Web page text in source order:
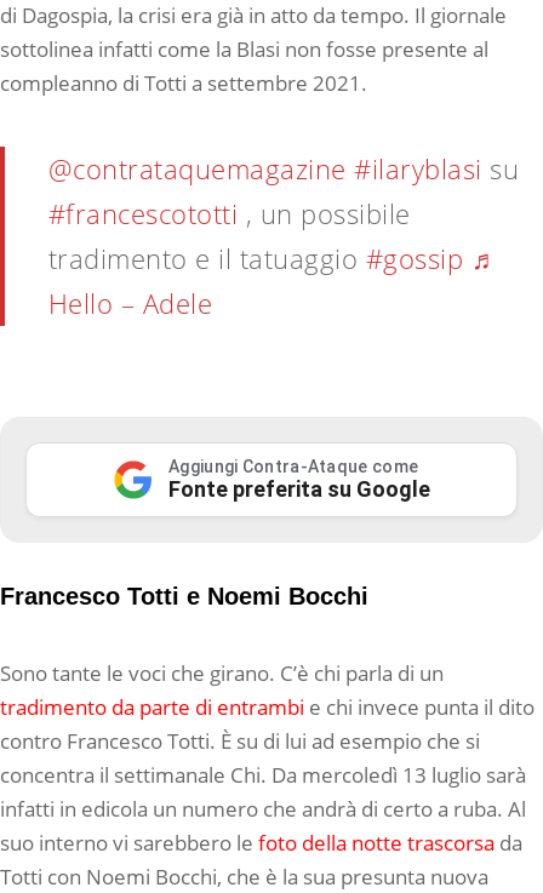
di Dagospia, la crisi era già in atto da tempo. Il giornale
sottolinea infatti come la Blasi non fosse presente al
compleanno di Totti a settembre 2021.
@contrataquemagazine #ilaryblasi su
#francescototti , un possibile
tradimento e il tatuaggio #gossip ♬
Hello – Adele
Aggiungi Contra-Ataque come
Fonte preferita su Google
Francesco Totti e Noemi Bocchi
Sono tante le voci che girano. C’è chi parla di un
tradimento da parte di entrambi e chi invece punta il dito
contro Francesco Totti. È su di lui ad esempio che si
concentra il settimanale Chi. Da mercoledì 13 luglio sarà
infatti in edicola un numero che andrà di certo a ruba. Al
suo interno vi sarebbero le foto della notte trascorsa da
Totti con Noemi Bocchi, che è la sua presunta nuova